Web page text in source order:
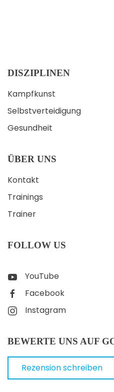
DISZIPLINEN
Kampfkunst
Selbstverteidigung
Gesundheit
ÜBER UNS
Kontakt
Trainings
Trainer
FOLLOW US
YouTube
Facebook
Instagram
BEWERTE UNS AUF
Rezension schreiben